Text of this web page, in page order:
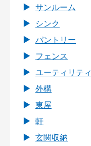
サンルーム
シンク
パントリー
フェンス
ユーティリティ
外構
東屋
軒
玄関収納